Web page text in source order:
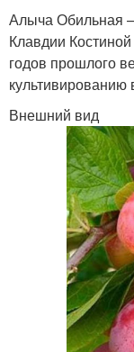
Алыча Обильная –
Клавдии
годов прошлого
культивированию
Внешний вид